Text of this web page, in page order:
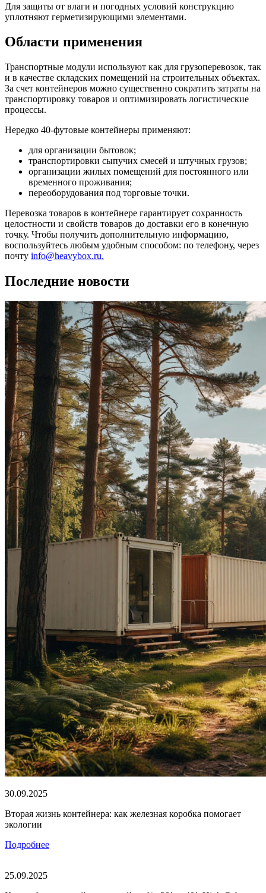
Для защиты от влаги и погодных условий конструкцию
уплотняют герметизирующими элементами.
Области применения
Транспортные модули используют как для грузоперевозок, так
и в качестве складских помещений на строительных объектах.
За счет контейнеров можно существенно сократить затраты на
транспортировку товаров и оптимизировать логистические
процессы.
Нередко 40-футовые контейнеры применяют:
для организации бытовок;
транспортировки сыпучих смесей и штучных грузов;
организации жилых помещений для постоянного или
временного проживания;
переоборудования под торговые точки.
Перевозка товаров в контейнере гарантирует сохранность
целостности и свойств товаров до доставки его в конечную
точку. Чтобы получить дополнительную информацию,
воспользуйтесь любым удобным способом: по телефону, через
почту info@heavybox.ru.
Последние новости
30.09.2025
Вторая жизнь контейнера: как железная коробка помогает
экологии
Подробнее
25.09.2025